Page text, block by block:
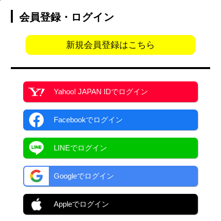
会員登録・ログイン
新規会員登録はこちら
Yahoo! JAPAN IDでログイン
Facebookでログイン
LINEでログイン
Googleでログイン
Appleでログイン